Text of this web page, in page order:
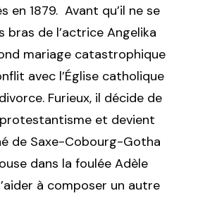
en 1879. Avant qu’il ne se
bras de l’actrice Angelika
mariage catastrophique
avec l’Église catholique
Furieux, il décide de
et devient
de Saxe-Cobourg-Gotha
dans la foulée Adèle
à composer un autre